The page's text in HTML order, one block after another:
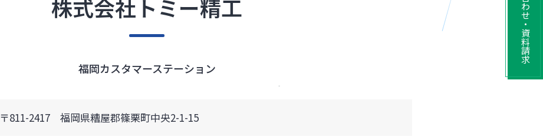
株式会社トミー精工
福岡カスタマーステーション
〒811-2417 福岡県糟屋郡篠栗町中央2-1-15